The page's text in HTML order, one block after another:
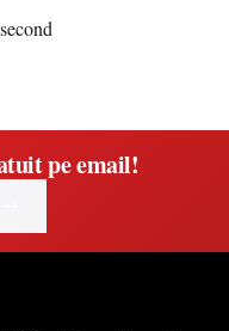
pe email!